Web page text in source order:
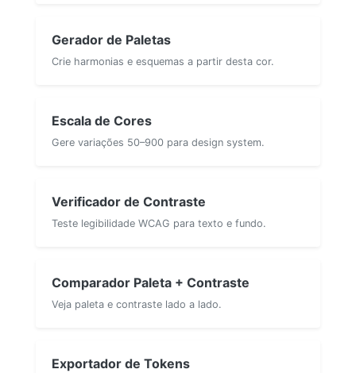
Gerador de Paletas
Crie harmonias e esquemas a partir desta cor.
Escala de Cores
Gere variações 50–900 para design system.
Verificador de Contraste
Teste legibilidade WCAG para texto e fundo.
Comparador Paleta + Contraste
Veja paleta e contraste lado a lado.
Exportador de Tokens